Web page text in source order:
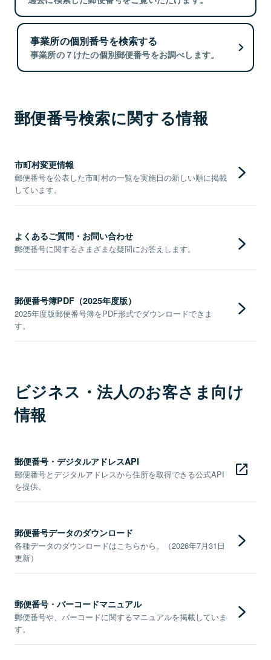
事業所の個別番号を検索する
事業所の７けたの個別郵便番号をお調べします。
郵便番号検索に関する情報
市町村変更情報
郵便番号を公表した市町村の一覧を実施日の新しい順に掲載
しています。
よくあるご質問・お問い合わせ
郵便番号に関するさまざまな疑問にお答えします。
郵便番号簿PDF（2025年度版）
2025年度版郵便番号簿をPDF形式でダウンロードできま
す。
ビジネス・法人のお客さま向け
情報
郵便番号・デジタルアドレスAPI
郵便番号とデジタルアドレスから住所を取得できる公式API
を提供。
郵便番号データのダウンロード
各種データのダウンロードはこちらから。（2026年7月31日
更新）
郵便番号・バーコードマニュアル
郵便番号や、バーコードに関するマニュアルを掲載していま
す。